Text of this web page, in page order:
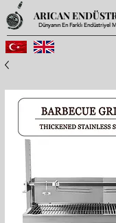
Dünyanın En Farklı Endüstriyel
ARICAN